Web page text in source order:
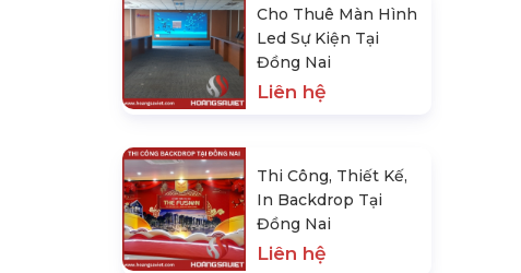
Cho Thuê Màn Hình
Led Sự Kiện Tại
Đồng Nai
Liên hệ
Thi Công, Thiết Kế,
In Backdrop Tại
Đồng Nai
Liên hệ